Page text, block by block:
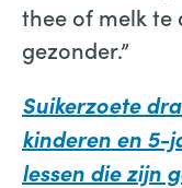
thee of melk te
gezonder.”
Suikerzoete
kinderen en 5-
lessen die zijn